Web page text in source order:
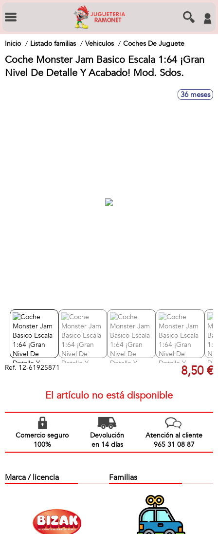
Inicio Listado familias Vehiculos Coches De Juguete
Coche Monster Jam Basico Escala 1:64 ¡Gran
Nivel De Detalle Y Acabado! Mod. Sdos.
36 meses
Ref. 12-61925871 8,50 €
El artículo no está disponible
Comercio seguro
100%
Devolución
en 14 días
Atención al cliente
965 31 08 87
Marca / licencia Familias